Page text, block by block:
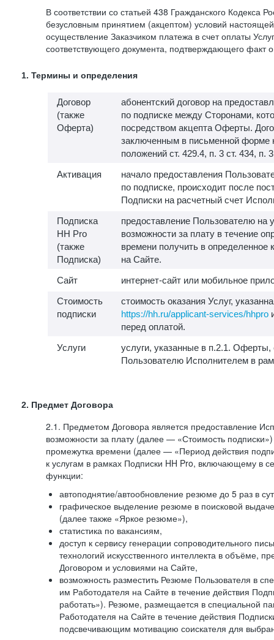
В соответствии со статьей 438 Гражданского Кодекса
безусловным принятием (акцептом) условий
осуществление Заказчиком платежа в счет оплаты
соответствующего документа, подтверждающего факт
1. Термины и определения
Договор
(также
Оферта)
абонентский договор на
по подписке между Сторонами,
посредством акцепта Оферты.
заключенным в письменной форме
положений ст. 429.4, п. 3 ст. 434, п.
Активация
начало предоставления
по подписке, происходит после
Подписки на расчетный счет
Подписка
HH Pro
(также
Подписка)
предоставление Пользователю на
возможности за плату в течение
времени получить в определенное
на Сайте.
Сайт
интернет-сайт или мобильное
Стоимость
подписки
стоимость оказания Услуг,
https://hh.ru/applicant-services/hhpro
перед оплатой.
Услуги
услуги, указанные в п.2.1.
Пользователю Исполнителем в
2. Предмет Договора
2.1. Предметом Договора является предоставление
возможности за плату (далее — «Стоимость
промежутка времени (далее — «Период действия
к услугам в рамках Подписки HH Pro, включающему в
функции:
автоподнятие/автообновление резюме до 5 раз в
графическое выделение резюме в поисковой
(далее также «Яркое резюме»),
статистика по вакансиям,
доступ к сервису генерации сопроводительного
технологий искусственного интеллекта в объёме,
Договором и условиями на Сайте,
возможность разместить Резюме Пользователя в
им Работодателя на Сайте в течение действия
работать»). Резюме, размещается в специальной
Работодателя на Сайте в течение действия
подсвечивающим мотивацию соискателя для